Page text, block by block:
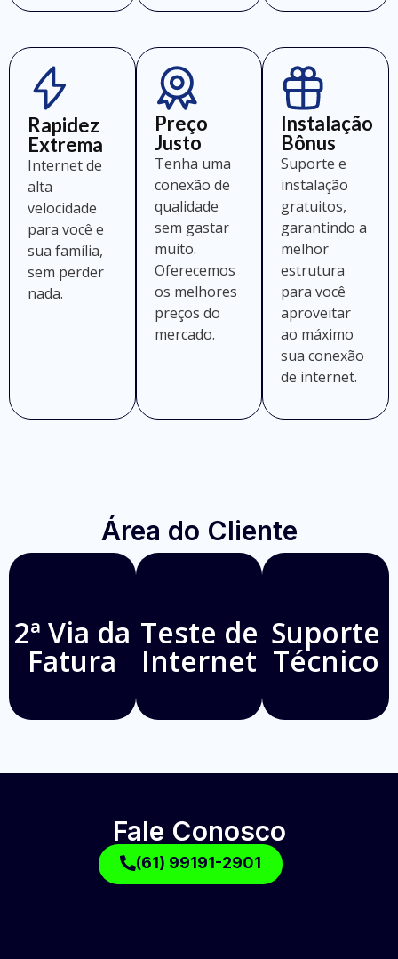
Rapidez
Extrema
Internet de
alta
velocidade
para você e
sua família,
sem perder
nada.
Preço
Justo
Tenha uma
conexão de
qualidade
sem gastar
muito.
Oferecemos
os melhores
preços do
mercado.
Instalação
Bônus
Suporte e
instalação
gratuitos,
garantindo a
melhor
estrutura
para você
aproveitar
ao máximo
sua conexão
de internet.
Área do Cliente
2ª Via da
Fatura
Teste de
Internet
Suporte
Técnico
Fale Conosco
(61) 99191-2901